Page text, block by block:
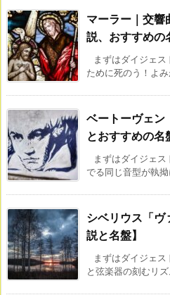
マーラー｜交響
説、おすすめの
まずはダイジェ
ために死のう！よ
ベートーヴェン
とおすすめの名
まずはダイジェ
でる同じ音型が執
シベリウス「ヴ
説と名盤】
まずはダイジェ
と弦楽器の刻むリ